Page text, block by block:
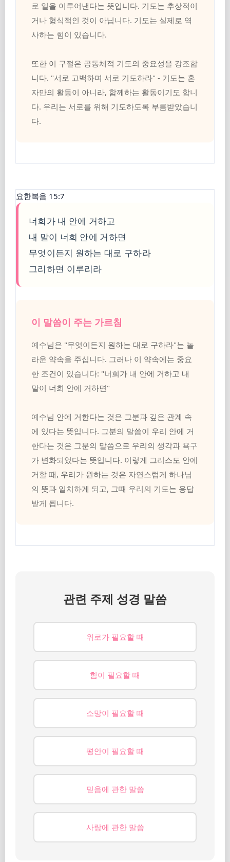
로 일을 이루어낸다는 뜻입니다. 기도는 추상적이
거나 형식적인 것이 아닙니다. 기도는 실제로 역
사하는 힘이 있습니다.
또한 이 구절은 공동체적 기도의 중요성을 강조합
니다. "서로 고백하며 서로 기도하라" - 기도는 혼
자만의 활동이 아니라, 함께하는 활동이기도 합니
다. 우리는 서로를 위해 기도하도록 부름받았습니
다.
요한복음 15:7
너희가 내 안에 거하고
내 말이 너희 안에 거하면
무엇이든지 원하는 대로 구하라
그리하면 이루리라
이 말씀이 주는 가르침
예수님은 "무엇이든지 원하는 대로 구하라"는 놀
라운 약속을 주십니다. 그러나 이 약속에는 중요
한 조건이 있습니다: "너희가 내 안에 거하고 내
말이 너희 안에 거하면"
예수님 안에 거한다는 것은 그분과 깊은 관계 속
에 있다는 뜻입니다. 그분의 말씀이 우리 안에 거
한다는 것은 그분의 말씀으로 우리의 생각과 욕구
가 변화되었다는 뜻입니다. 이렇게 그리스도 안에
거할 때, 우리가 원하는 것은 자연스럽게 하나님
의 뜻과 일치하게 되고, 그때 우리의 기도는 응답
받게 됩니다.
관련 주제 성경 말씀
위로가 필요할 때
힘이 필요할 때
소망이 필요할 때
평안이 필요할 때
믿음에 관한 말씀
사랑에 관한 말씀